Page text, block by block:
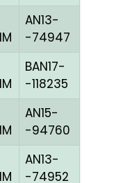
AN13-
-74947
BAN17-
-118235
AN15-
-94760
AN13-
-74952